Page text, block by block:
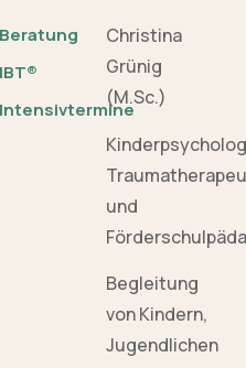
Beratung
IBT®
Intensivtermine
Christina
Grünig
(M.Sc.)
und
Begleitung
von Kindern,
Jugendlichen